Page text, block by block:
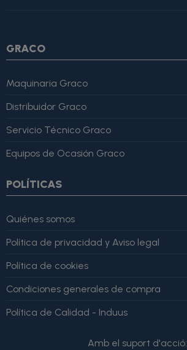
GRACO
Maquinaria Graco
Distribuidor Graco
Servicio Técnico Graco
Equipos de Ocasión Graco
POLÍTICAS
Quiénes somos
Política de privacidad y Aviso legal
Política de cookies
Condiciones generales de compra
Política de Calidad - Induus
Amb el suport d'acció: